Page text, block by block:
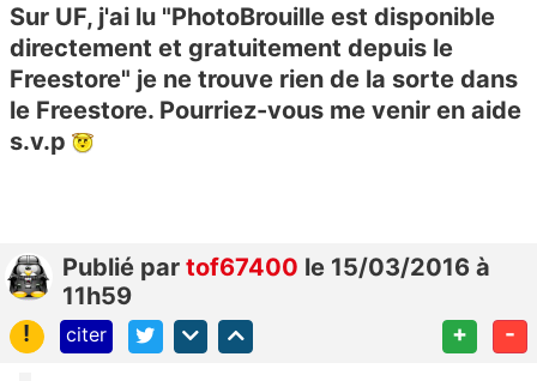
Sur UF, j'ai lu "PhotoBrouille est disponible
directement et gratuitement depuis le
Freestore" je ne trouve rien de la sorte dans
le Freestore. Pourriez-vous me venir en aide
s.v.p
Publié par tof67400 le 15/03/2016 à
11h59
!
citer + -